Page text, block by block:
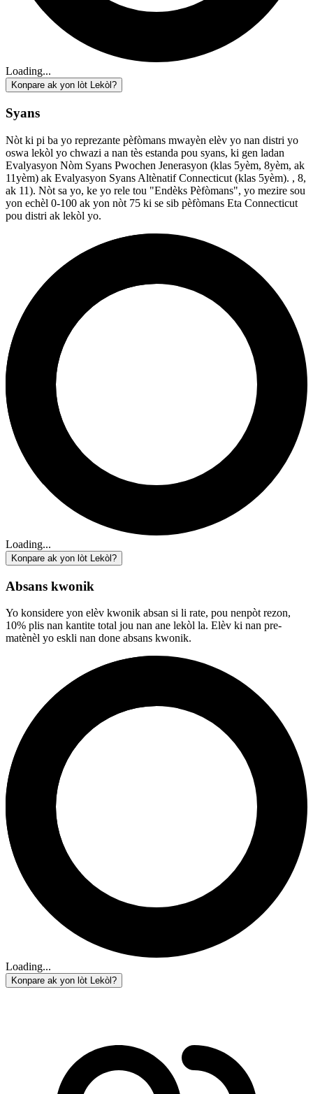
Loading...
Konpare ak yon lòt Lekòl?
Syans
Nòt ki pi ba yo reprezante pèfòmans mwayèn elèv yo nan distri yo
oswa lekòl yo chwazi a nan tès estanda pou syans, ki gen ladan
Evalyasyon Nòm Syans Pwochen Jenerasyon (klas 5yèm, 8yèm, ak
11yèm) ak Evalyasyon Syans Altènatif Connecticut (klas 5yèm). , 8,
ak 11). Nòt sa yo, ke yo rele tou "Endèks Pèfòmans", yo mezire sou
yon echèl 0-100 ak yon nòt 75 ki se sib pèfòmans Eta Connecticut
pou distri ak lekòl yo.
Loading...
Konpare ak yon lòt Lekòl?
Absans kwonik
Yo konsidere yon elèv kwonik absan si li rate, pou nenpòt rezon,
10% plis nan kantite total jou nan ane lekòl la. Elèv ki nan pre-
matènèl yo eskli nan done absans kwonik.
Loading...
Konpare ak yon lòt Lekòl?